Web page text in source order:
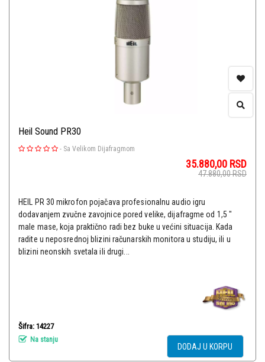
Heil Sound PR30
- Sa Velikom Dijafragmom
35.880,00 RSD
47.880,00RSD
HEIL PR 30 mikrofon pojačava profesionalnu audio igru
dodavanjem zvučne zavojnice pored velike, dijafragme od 1,5 ″
male mase, koja praktično radi bez buke u većini situacija. Kada
radite u neposrednoj blizini računarskih monitora u studiju, ili u
blizini neonskih svetala ili drugi...
Šifra: 14227
Na stanju
DODAJ U KORPU